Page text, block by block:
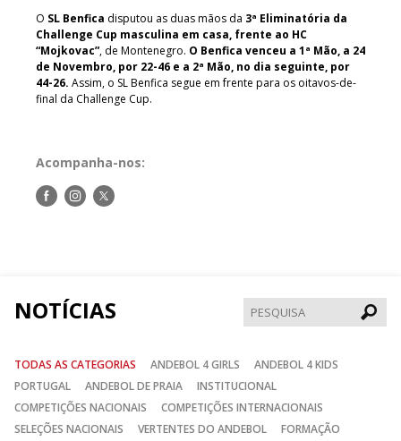
O SL Benfica disputou as duas mãos da 3ª Eliminatória da
Challenge Cup masculina em casa, frente ao HC
“Mojkovac”, de Montenegro. O Benfica venceu a 1ª Mão, a 24
de Novembro, por 22-46 e a 2ª Mão, no dia seguinte, por
44-26. Assim, o SL Benfica segue em frente para os oitavos-de-
final da Challenge Cup.
Acompanha-nos:
Siga-Siga-Siga-
NOTÍCIAS
TODAS AS CATEGORIAS ANDEBOL 4 GIRLS
ANDEBOL 4 KIDS
PORTUGAL
ANDEBOL DE PRAIA
INSTITUCIONAL
COMPETIÇÕES NACIONAIS
COMPETIÇÕES INTERNACIONAIS
SELEÇÕES NACIONAIS
VERTENTES DO ANDEBOL
FORMAÇÃO